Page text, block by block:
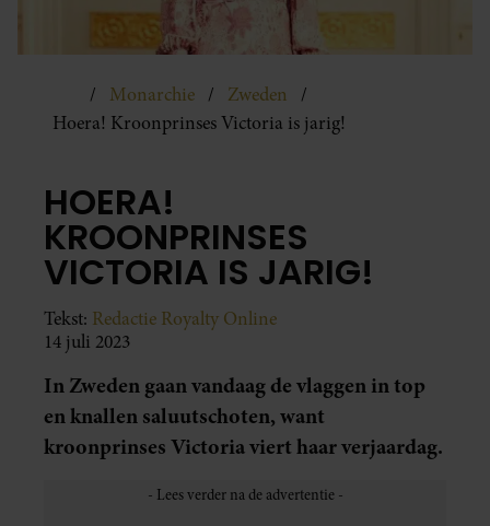
Monarchie
Zweden
Hoera! Kroonprinses Victoria is jarig!
HOERA!
KROONPRINSES
VICTORIA IS JARIG!
Tekst: Redactie Royalty Online
14 juli 2023
In Zweden gaan vandaag de vlaggen in top
en knallen saluutschoten, want
kroonprinses Victoria viert haar verjaardag.